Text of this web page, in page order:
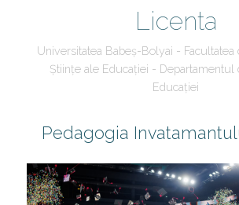
Licenta
Universitatea Babeș-Bolyai - Facultatea
Științe ale Educației - Departamentul
Educației
Pedagogia